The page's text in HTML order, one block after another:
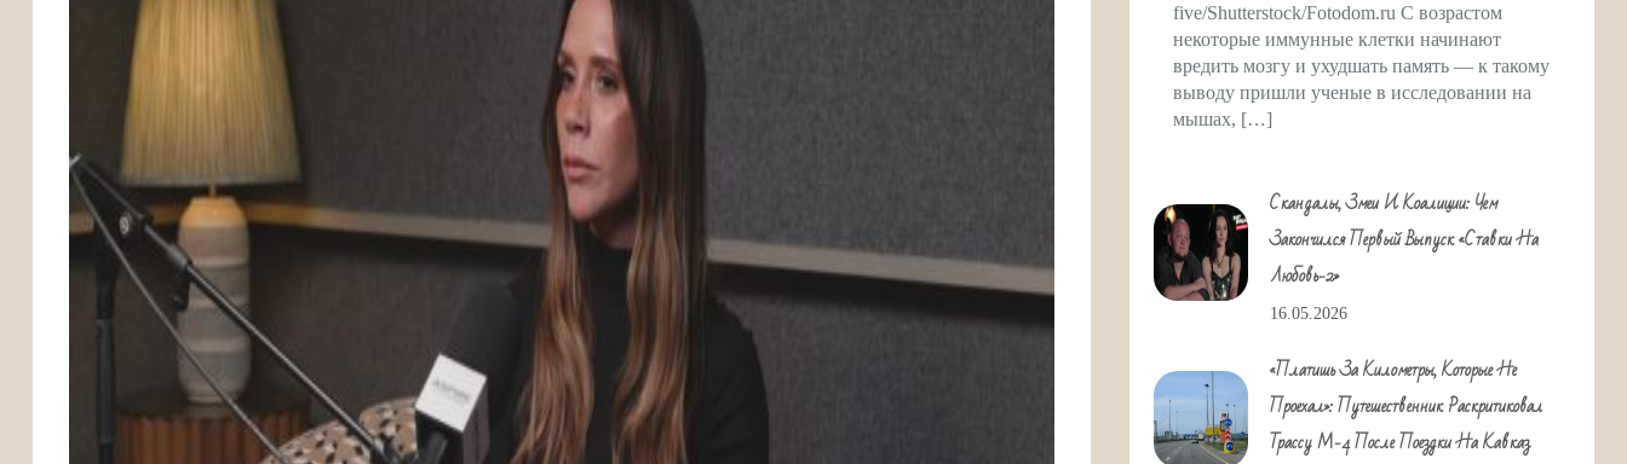
five/Shutterstock/Fotodom.ru С возрастом
некоторые иммунные клетки начинают
вредить мозгу и ухудшать память — к такому
выводу пришли ученые в исследовании на
мышах, […]
Скандалы, Змеи И Коалиции: Чем
Закончился Первый Выпуск «Ставки На
Любовь-2»
16.05.2026
«Платишь За Километры, Которые Не
Проехал»: Путешественник Раскритиковал
Трассу М-4 После Поездки На Кавказ